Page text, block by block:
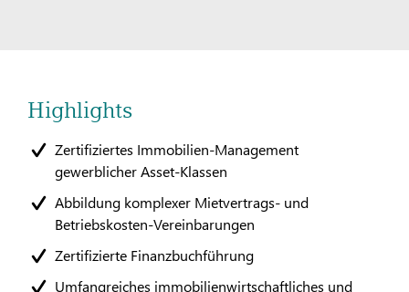
Highlights
Zertifiziertes Immobilien-Management
gewerblicher Asset-Klassen
Abbildung komplexer Mietvertrags- und
Betriebskosten-Vereinbarungen
Zertifizierte Finanzbuchführung
Umfangreiches immobilienwirtschaftliches und